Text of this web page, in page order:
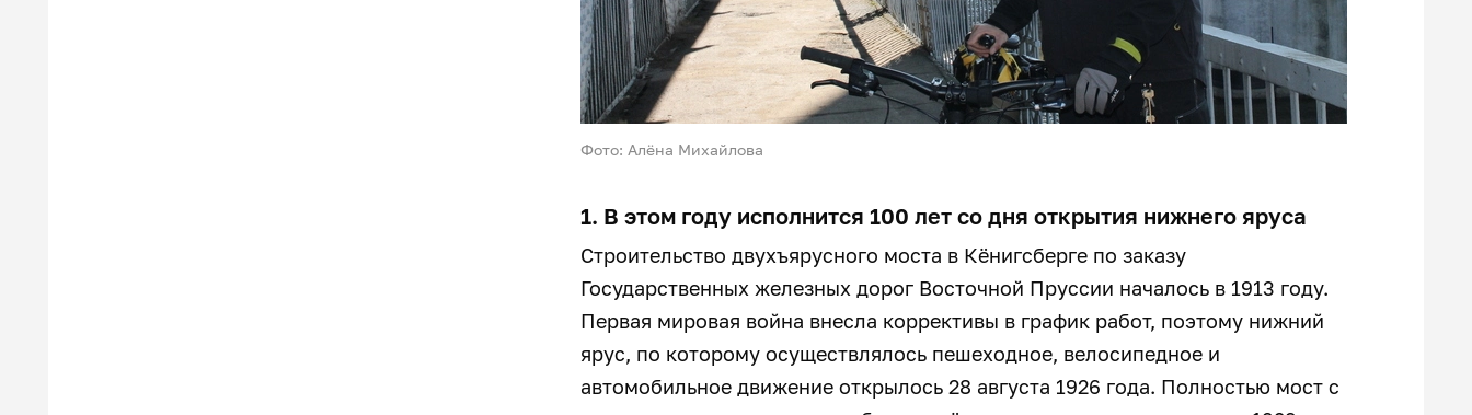
Фото: Алёна Михайлова
1. В этом году исполнится 100 лет со дня открытия нижнего яруса
Строительство двухъярусного моста в Кёнигсберге по заказу
Государственных железных дорог Восточной Пруссии началось в 1913 году.
Первая мировая война внесла коррективы в график работ, поэтому нижний
ярус, по которому осуществлялось пешеходное, велосипедное и
автомобильное движение открылось 28 августа 1926 года. Полностью мост с